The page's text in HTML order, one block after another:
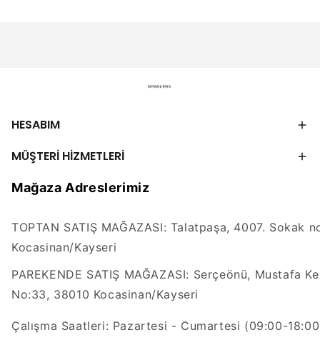
HESABIM
MÜŞTERİ HİZMETLERİ
Mağaza Adreslerimiz
TOPTAN SATIŞ MAĞAZASI: Talatpaşa, 4007. Sokak
Kocasinan/Kayseri
PAREKENDE SATIŞ MAĞAZASI: Serçeönü, Mustafa
No:33, 38010 Kocasinan/Kayseri
Çalışma Saatleri: Pazartesi - Cumartesi (09:00-